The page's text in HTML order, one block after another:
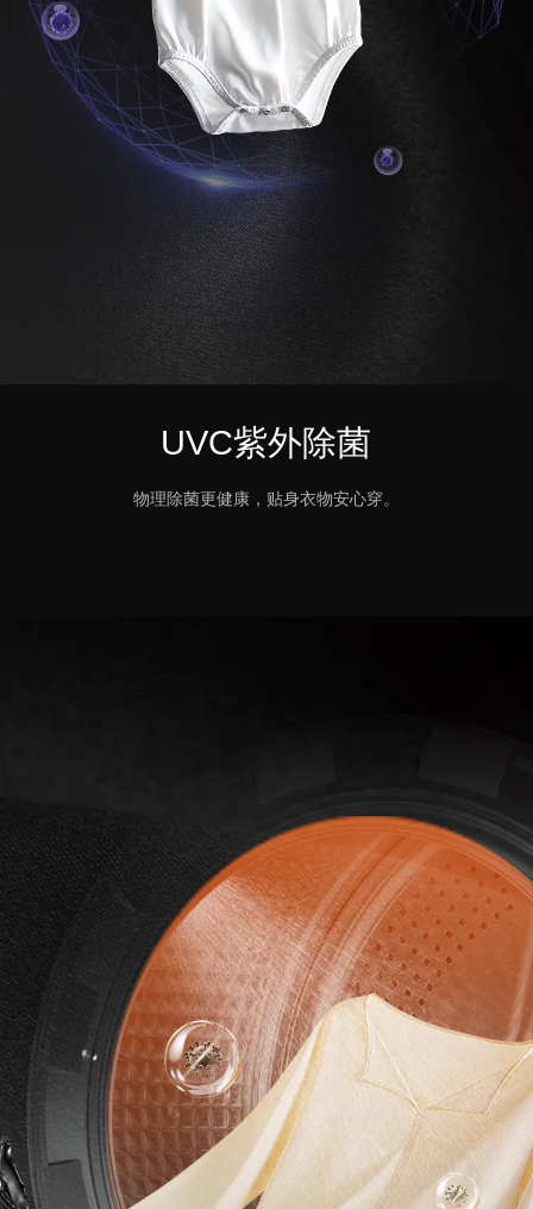
UVC紫外除菌
物理除菌更健康，贴身衣物安心穿。